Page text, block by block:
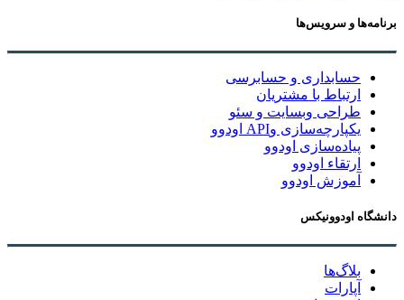
برنامه‌ها و سرویس‌ها
حسابداری و حسابرسی
ارتباط با مشتریان
طراحی وبسایت و سئو
یکپارچه‌سازی وAPI اودوو
پیاده‌سازی اودوو
ارتقاء اودوو
آموزش اودوو
دانشگاه اودوونیکس
بلاگ‌ها
آپارات